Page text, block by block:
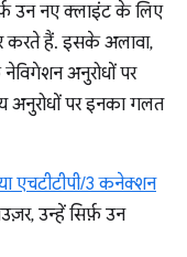
उन नए क्लाइंट के लिए
करते हैं. इसके अलावा,
अनुरोधों पर
पर इनका गलत
एचटीटीपी/3 कनेक्शन
उन्हें सिर्फ़ उन